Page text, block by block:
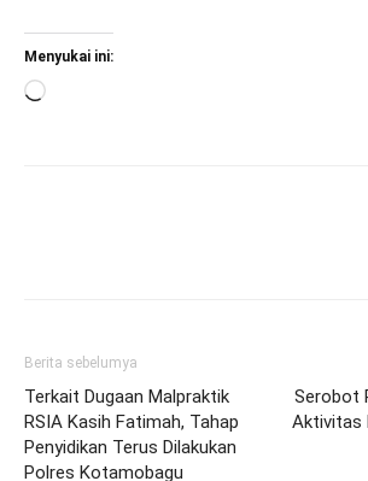
Menyukai ini:
Memuat...
Berita sebelumya
Terkait Dugaan Malpraktik
RSIA Kasih Fatimah, Tahap
Penyidikan Terus Dilakukan
Polres Kotamobagu
Serobot
Aktivitas